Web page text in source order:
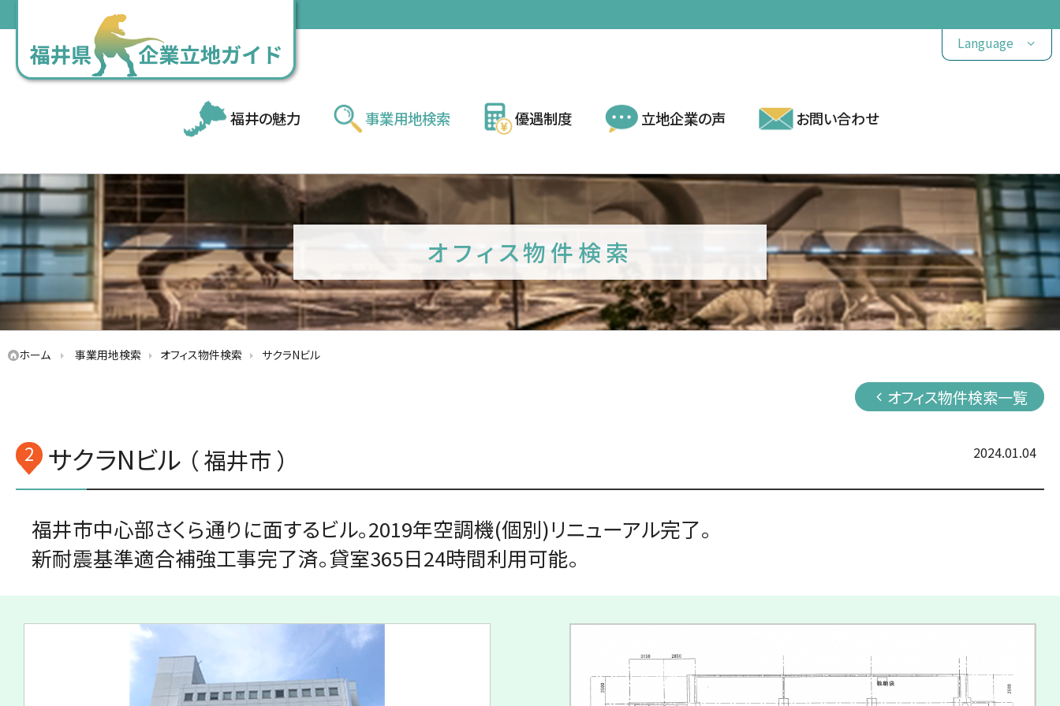
福井の魅力 事業用地検索 優遇制度 立地企業の声 お問い合わせ
Language
オフィス物件検索
ホーム 事業用地検索 オフィス物件検索 サクラNビル
オフィス物件検索一覧
2024.01.04
2 サクラNビル （ 福井市 ）
福井市中心部さくら通りに面するビル。2019年空調機(個別)リニューアル完了。
新耐震基準適合補強工事完了済。貸室365日24時間利用可能。